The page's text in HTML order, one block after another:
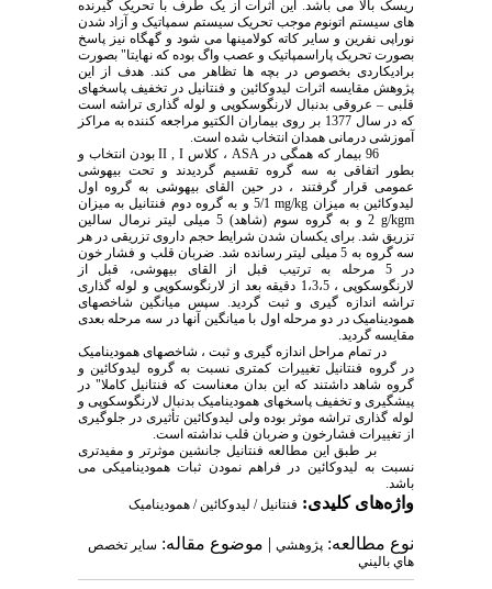
ریسک بالا می باشد. این اثرات از یک طرف با تحریک گیرنده
های سیستم اتونوم موجب تحریک سیستم سمپاتیک و آزاد شدن
نوراپی نفرین و سایر کاته کولامینها می شود و گهگاه نیز پاسخ
بصورت تحریک پاراسمپاتیک و عصب واگ بوده که نهایتا" بصورت
برادیکاردی بخصوص در بچه ها تظاهر می کند. هدف از این
پژوهش مقایسه اثرات لیدوکائین و فنتانیل در تخفیف پاسخهای
قلبی –عروقی بدنبال لارنگوسکوپی و لوله گذاری تراشه است
که در سال 1377 بر روی بیماران الکتیو مراجعه کننده به مراکز
آموزشی درمانی همدان انتخاب شده است.
ASA ، کلاسII , I بودن انتخاب و
بطور اتفاقی به سه گروه تقسیم گردیدند و تحت بیهوشی
عمومی قرار گرفتند ، در حین القای بیهوشی به گروه اول
لیدوکائین به میزان mg/kg5/1 و به گروه دوم فنتانیل به میزان
m
g/kg
2 و به گروه سوم (شاهد) 5 میلی لیتر نرمال سالین
تزریق شد. برای یکسان شدن شرایط حجم داروی تزریقی در هر
سه گروه به 5 میلی لیتر رسانده شد. ضربان قلب و فشار خون
در 5 مرحله به ترتیب قبل از القای بیهوشی، قبل از
لارنگوسکوپی ، 1،3،5 دقیقه بعد از لارنگوسکوپی و لوله گذاری
تراشه اندازه گیری و ثبت گردید. سپس میانگین شاخصهای
همودینامیک در دو مرحله اول با میانگین آنها در سه مرحله بعدی
مقایسه گردید.
در تمام مراحل اندازه گیری و ثبت ، شاخصهای همودینامیک
در گروه فنتانیل تغییرات کمتری نسبت به گروه لیدوکائین و
گروه شاهد داشتند که این بدان معناست که فنتانیل کاملا" در
پیشگیری و تخفیف پاسخهای همودینامیک بدنبال لارنگوسکوپی و
لوله گذاری تراشه موثر بوده ولی لیدوکائین تأثیری در جلوگیری
از تغییرات فشارخون و ضربان قلب نداشته است.
بر طبق این مطالعه فنتانیل جانشین موثرتر و مفیدتری
نسبت به لیدوکائین در فراهم نمودن ثبات همودینامیکی می
باشد.
واژه‌های کلیدی: فنتانیل / لیدوکائین / همودینامیک
نوع مطالعه: پژوهشي| موضوع مقاله: سایر تخصص
هاي باليني